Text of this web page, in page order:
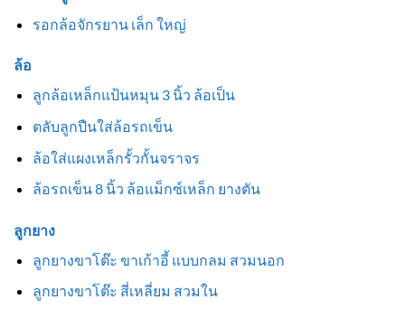
รอกล้อจักรยาน เล็ก ใหญ่
ล้อ
ลูกล้อเหล็กแป้นหมุน 3 นิ้ว ล้อเป็น
ตลับลูกปืนใส่ล้อรถเข็น
ล้อใส่แผงเหล็กรั้วกั้นจราจร
ล้อรถเข็น 8 นิ้ว ล้อแม็กซ์เหล็ก ยางตัน
ลูกยาง
ลูกยางขาโต๊ะ ขาเก้าอี้ แบบกลม สวมนอก
ลูกยางขาโต๊ะ สี่เหลี่ยม สวมใน